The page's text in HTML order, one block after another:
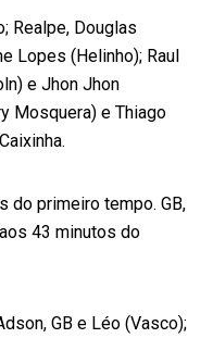
Realpe, Douglas
Lopes (Helinho); Raul
e Jhon Jhon
Mosquera) e Thiago
do primeiro tempo. GB,
43 minutos do
GB e Léo (Vasco);